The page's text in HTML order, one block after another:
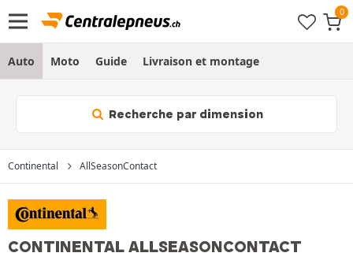
Auto Moto Guide Livraison et montage
Recherche par dimension
Continental AllSeasonContact
CONTINENTAL ALLSEASONCONTACT